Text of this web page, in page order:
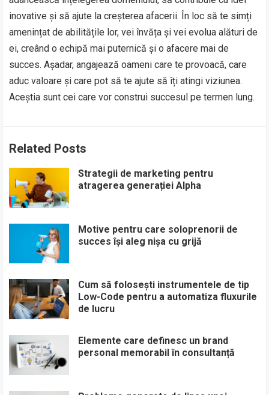
inovative și să ajute la creșterea afacerii. În loc să te simți
amenințat de abilitățile lor, vei învăța și vei evolua alături de
ei, creând o echipă mai puternică și o afacere mai de
succes. Așadar, angajează oameni care te provoacă, care
aduc valoare și care pot să te ajute să îți atingi viziunea.
Aceștia sunt cei care vor construi succesul pe termen lung.
Related Posts
Strategii de marketing pentru
atragerea generației Alpha
Motive pentru care soloprenorii de
succes își aleg nișa cu grijă
Cum să folosești instrumentele de tip
Low-Code pentru a automatiza fluxurile
de lucru
Elemente care definesc un brand
personal memorabil în consultanță